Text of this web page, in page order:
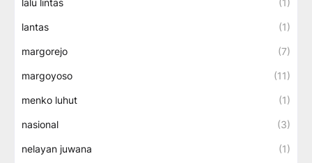
lalu lintas (1)
lantas (1)
margorejo (7)
margoyoso (11)
menko luhut (1)
nasional (3)
nelayan juwana (1)